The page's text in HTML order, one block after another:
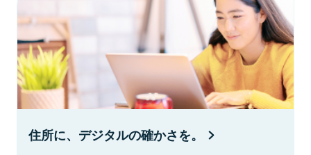
住所に、デジタルの確かさを。